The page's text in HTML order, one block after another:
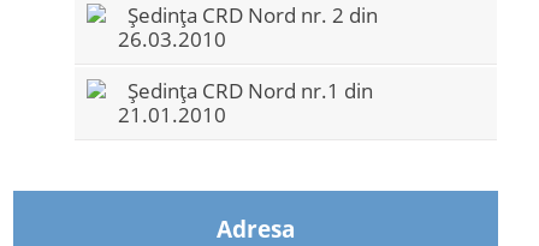
Ședința CRD Nord nr. 2 din
26.03.2010
Ședința CRD Nord nr.1 din
21.01.2010
Adresa